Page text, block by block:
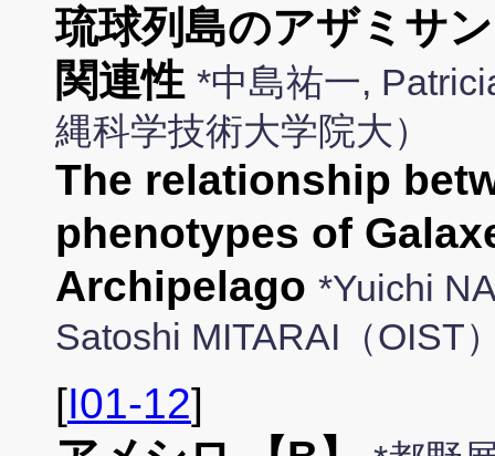
琉球列島のアザミサ
関連性 *中島祐一,
縄科学技術大学院大）
The relationship
phenotypes of
Archipelago *Yuichi
Satoshi MITARAI（OIST
[I01-12]